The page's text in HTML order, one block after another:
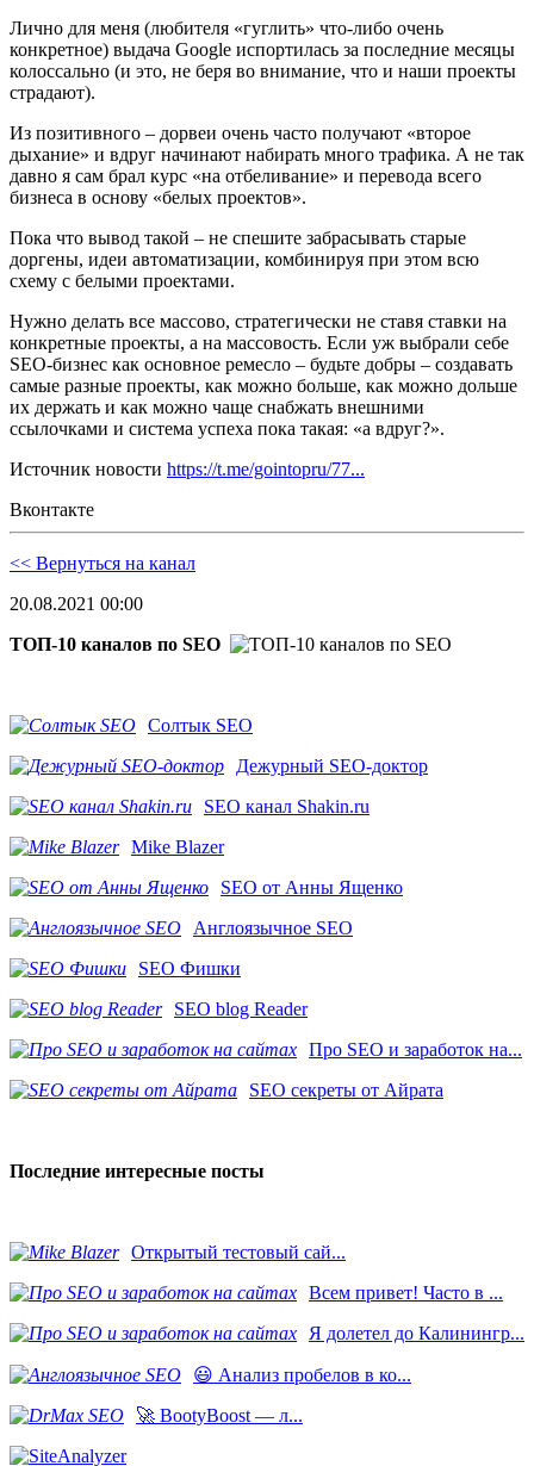
Лично для меня (любителя «гуглить» что-либо очень
конкретное) выдача Google испортилась за последние месяцы
колоссально (и это, не беря во внимание, что и наши проекты
страдают).
Из позитивного – дорвеи очень часто получают «второе
дыхание» и вдруг начинают набирать много трафика. А не так
давно я сам брал курс «на отбеливание» и перевода всего
бизнеса в основу «белых проектов».
Пока что вывод такой – не спешите забрасывать старые
доргены, идеи автоматизации, комбинируя при этом всю
схему с белыми проектами.
Нужно делать все массово, стратегически не ставя ставки на
конкретные проекты, а на массовость. Если уж выбрали себе
SEO-бизнес как основное ремесло – будьте добры – создавать
самые разные проекты, как можно больше, как можно дольше
их держать и как можно чаще снабжать внешними
ссылочками и система успеха пока такая: «а вдруг?».
Источник новости https://t.me/gointopru/77...
Вконтакте
<< Вернуться на канал
20.08.2021 00:00
ТОП-10 каналов по SEO
Солтык SEO
Дежурный SEO-доктор
SEO канал Shakin.ru
Mike Blazer
SEO от Анны Ященко
Англоязычное SEO
SEO Фишки
SEO blog Reader
Про SEO и заработок на...
SEO секреты от Айрата
Последние интересные посты
​Открытый тестовый сай...
Всем привет! Часто в ...
Я долетел до Калинингр...
😃 Анализ пробелов в ко...
🚀 BootyBoost — л...